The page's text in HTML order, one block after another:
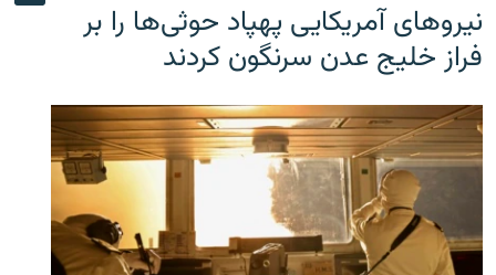
نیروهای آمریکایی پهپاد حوثی‌ها را بر
فراز خلیج عدن سرنگون کردند